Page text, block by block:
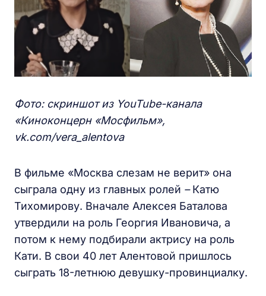
Фото: скриншот из YouTube-канала
«Киноконцерн «Мосфильм»,
vk.com/vera_alentova
В фильме «Москва слезам не верит» она
сыграла одну из главных ролей – Катю
Тихомирову. Вначале Алексея Баталова
утвердили на роль Георгия Ивановича, а
потом к нему подбирали актрису на роль
Кати. В свои 40 лет Алентовой пришлось
сыграть 18-летнюю девушку-провинциалку.